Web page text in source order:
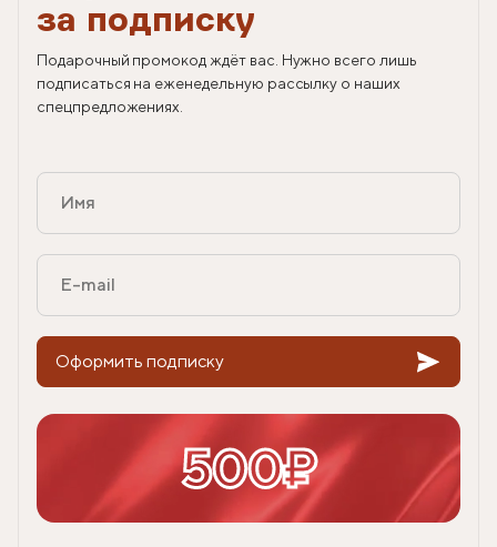
за подписку
Подарочный промокод ждёт вас. Нужно всего лишь
подписаться на еженедельную рассылку о наших
спецпредложениях.
Оформить подписку
500₽